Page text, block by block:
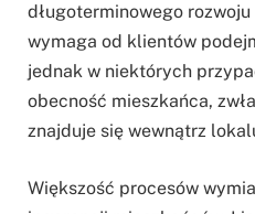
długoterminowego
wymaga od klientów
jednak w niektórych
obecność mieszkańca,
znajduje się wewnątrz
Większość procesów